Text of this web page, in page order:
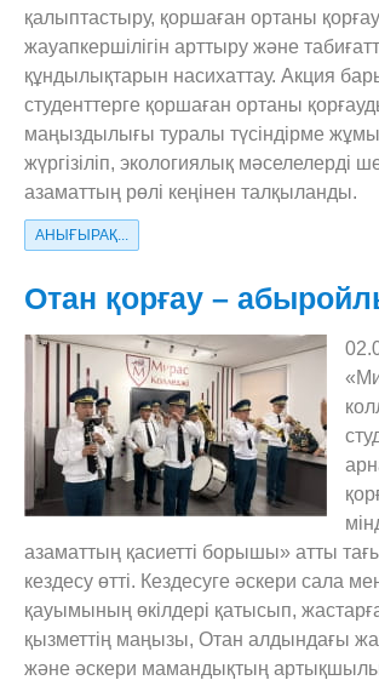
қалыптастыру, қоршаған ортаны
жауапкершілігін арттыру және
құндылықтарын насихаттау. Акция
студенттерге қоршаған ортаны
маңыздылығы туралы түсіндірме
жүргізіліп, экологиялық мәселелерді
азаматтың рөлі кеңінен талқыланды.
АНЫҒЫРАҚ...
Отан қорғау –
азаматтың қасиетті борышы» атты
кездесу өтті. Кездесуге әскери сала
қауымының өкілдері қатысып,
қызметтің маңызы, Отан алдындағы
және әскери мамандықтың